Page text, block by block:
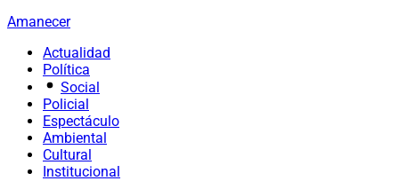
Amanecer
Actualidad
Política
Social
Policial
Espectáculo
Ambiental
Cultural
Institucional